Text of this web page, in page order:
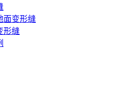
面变形缝
形缝